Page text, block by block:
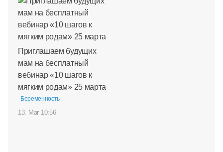
Приглашаем будущих
мам на бесплатный
вебинар «10 шагов к
мягким родам» 25 марта
Беременность
13. Mar 10:56